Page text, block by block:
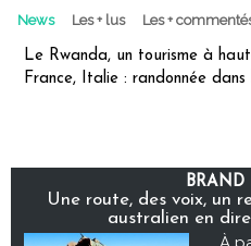
News Les + lus Les +
Le Rwanda, un tourisme à
France, Italie : randonnée
BRAND
Une route, des voix, un
australien en